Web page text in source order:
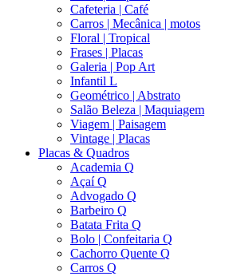
Cafeteria | Café
Carros | Mecânica | motos
Floral | Tropical
Frases | Placas
Galeria | Pop Art
Infantil L
Geométrico | Abstrato
Salão Beleza | Maquiagem
Viagem | Paisagem
Vintage | Placas
Placas & Quadros
Academia Q
Açaí Q
Advogado Q
Barbeiro Q
Batata Frita Q
Bolo | Confeitaria Q
Cachorro Quente Q
Carros Q